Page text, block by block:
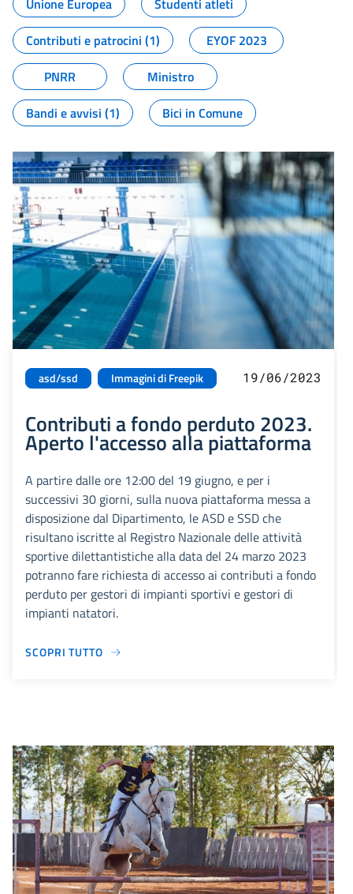
Unione Europea
Studenti atleti
Contributi e patrocini (1)
EYOF 2023
PNRR
Ministro
Bandi e avvisi (1)
Bici in Comune
asd/ssd Immagini di Freepik 19/06/2023
Contributi a fondo perduto 2023.
Aperto l'accesso alla piattaforma
A partire dalle ore 12:00 del 19 giugno, e per i
successivi 30 giorni, sulla nuova piattaforma messa a
disposizione dal Dipartimento, le ASD e SSD che
risultano iscritte al Registro Nazionale delle attività
sportive dilettantistiche alla data del 24 marzo 2023
potranno fare richiesta di accesso ai contributi a fondo
perduto per gestori di impianti sportivi e gestori di
impianti natatori.
SCOPRI TUTTO